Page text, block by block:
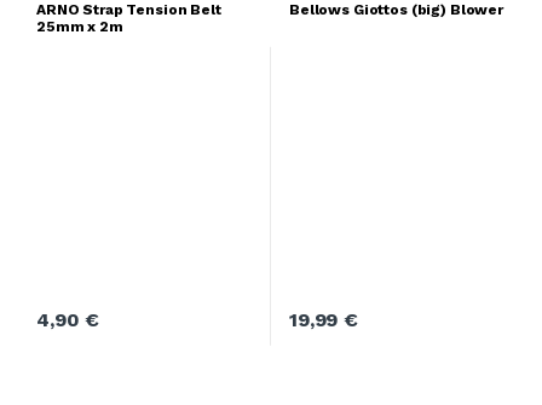
ARNO Strap Tension Belt
25mm x 2m
4,90€
Bellows Giottos (big) Blower
19,99€